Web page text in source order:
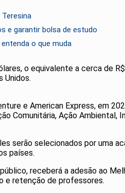
e garantir bolsa de estudo
o que muda
o equivalente a cerca de
Unidos.
e American Express, em
Comunitária, Ação Ambiental,
serão selecionados por uma
países.
receberá a adesão ao
e retenção de professores.